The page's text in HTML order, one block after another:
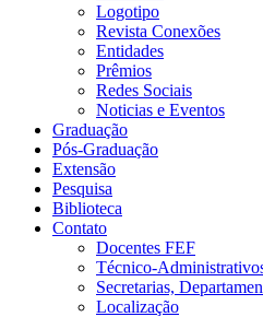
Logotipo
Revista Conexões
Entidades
Prêmios
Redes Sociais
Noticias e Eventos
Graduação
Pós-Graduação
Extensão
Pesquisa
Biblioteca
Contato
Docentes FEF
Técnico-
Secretarias,
Localização